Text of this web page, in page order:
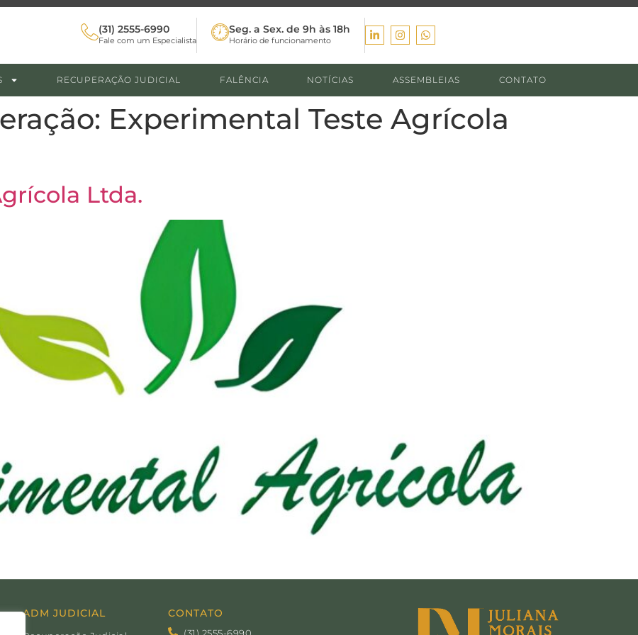
(31) 2555-6990
Fale com um Especialista
Seg. a Sex. de 9h às 18h
Horário de funcionamento
RECUPERAÇÃO JUDICIAL FALÊNCIA NOTÍCIAS ASSEMBLEIAS CONTATO
Experimental Teste Agrícola
Ltda.
ADM JUDICIAL CONTATO